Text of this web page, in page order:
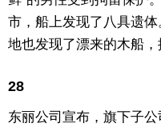
市，船上发现了八具遗
地也发现了漂来的木船，
28
东丽公司宣布，旗下子